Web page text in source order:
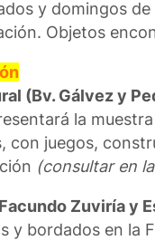
y domingos
Objetos
(Bv. Gálvez y
la
con juegos,
(consultar en
Zuviría y
y bordados en la